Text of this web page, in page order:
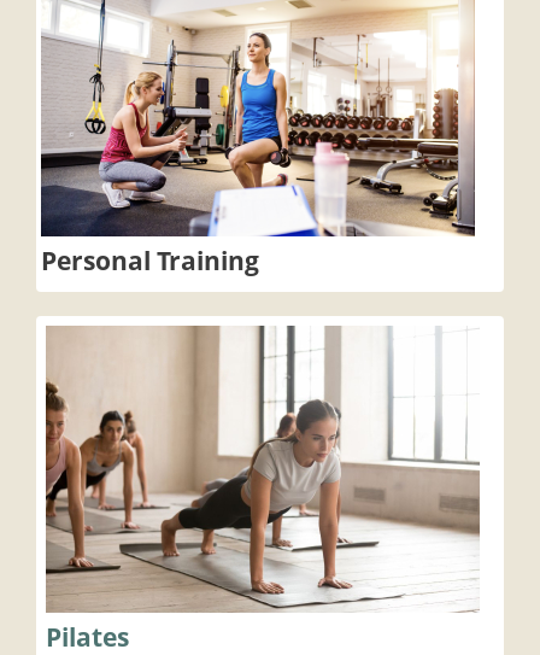
Personal Training
Pilates